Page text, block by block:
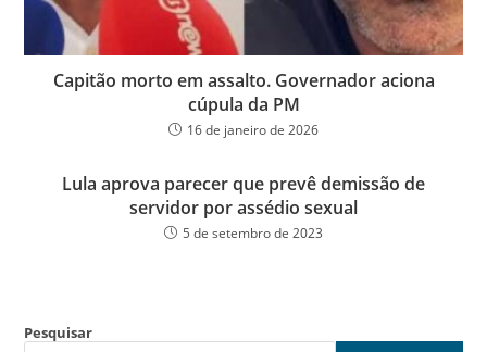
Capitão morto em assalto. Governador aciona
cúpula da PM
16 de janeiro de 2026
Lula aprova parecer que prevê demissão de
servidor por assédio sexual
5 de setembro de 2023
Pesquisar